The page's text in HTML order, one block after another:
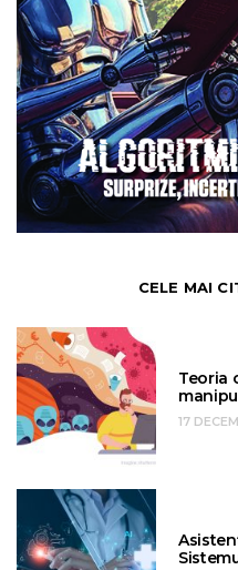
CELE MAI
Teoria
17